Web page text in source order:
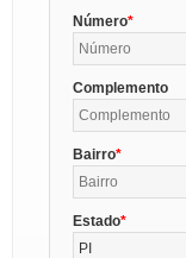
Número
Complemento
Bairro
Estado
PI